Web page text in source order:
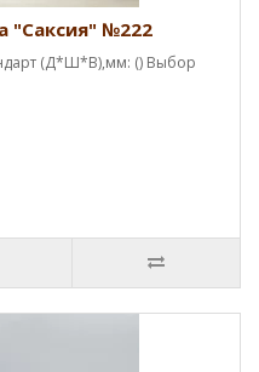
"Саксия" №222
(Д*Ш*В),мм: () Выбор